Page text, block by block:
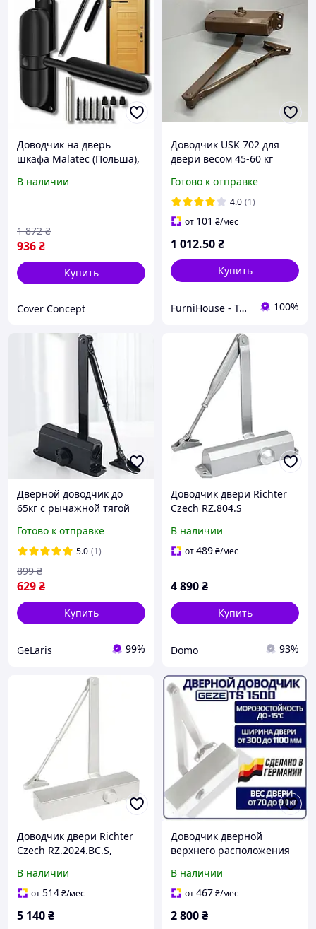
Доводчик на дверь
шкафа Malatec (Польша),
внешний, Дверные
В наличии
936₴
1 872 ₴
Купить
Cover Concept
Доводчик USK 702 для
двери весом 45-60 кг
двери верхнего
расположения накладной
Готово к отправке
4.0 (1)
от 101 ₴/мес
1 012.50₴
Купить
FurniHouse - Товары для дома и сада 100%
Дверной доводчик до
65кг с рычажной тягой
Доводчик дверной /
Доводчик на входную
дверь
Готово к отправке
5.0 (1)
629₴
899 ₴
Купить
GeLaris 99%
Доводчик двери Richter
Czech RZ.804.S
и противопожарных
дверей
В наличии
от489₴/мес
4 890₴
Купить
Domo 93%
Доводчик двери Richter
Czech RZ.2024.BC.S,
входных дверей
В наличии
от514₴/мес
5 140₴
Доводчик дверной
верхнего расположения
TS 1500 с локтевой тягой
до 80 кг белый
В наличии
от467₴/мес
2 800₴